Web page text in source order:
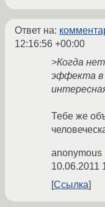
Ответ на:
12:16:56 +00:00
>Когда
эффекта в
Тебе же
anonymous
10.06.2011
Ссылка